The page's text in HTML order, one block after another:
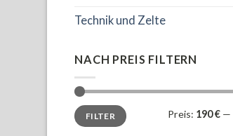
Technik und Zelte
NACH PREIS FILTERN
Min.
Preis
Max.
PreisFILTER Preis: 190 €—